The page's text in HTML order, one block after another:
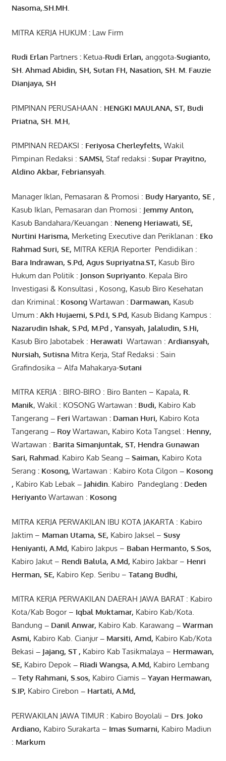
Nasoma,.SH.MH.
MITRA KERJA HUKUM : Law Firm
Rudi ErlanPartners : Ketua-Rudi Erlan, anggota-Sugianto,
SH. Ahmad Abidin, SH, SutanFH, Nasation, SH. M. Fauzie
Dianjaya, SH
PIMPINAN PERUSAHAAN : HENGKI MAULANA, ST, Budi
Priatna, SH . M.H,
PIMPINAN REDAKSI : Feriyosa Cherleyfelts, Wakil
Pimpinan Redaksi : SAMSI, Staf redaksi : Supar Prayitno,
Aldino Akbar, Febriansyah.
Manager Iklan, Pemasaran & Promosi : Budy Haryanto, SE,
Kasub Iklan, Pemasaran dan Promosi : Jemmy Anton,
Kasub Bandahara/Keuangan : Neneng Heriawati, SE,
Nurtini Harisma, Merketing Executive dan Periklanan : Eko
Rahmad Suri, SE, MITRA KERJA Reporter Pendidikan :
Bara Indrawan, S.Pd, Agus Supriyatna.ST, Kasub Biro
Hukum dan Politik : Jonson Supriyanto. Kepala Biro
Investigasi & Konsultasi , Kosong, Kasub Biro Kesehatan
dan Kriminal : KosongWartawan : Darmawan, Kasub
Umum : Akh Hujaemi, S.Pd.I, S.Pd, Kasub Bidang Kampus :
Nazarudin Ishak, S.Pd, M.Pd, Yansyah, Jalaludin, S.Hi,
Kasub Biro Jabotabek : Herawati Wartawan : Ardiansyah,
Nursiah, SutisnaMitra Kerja, Staf Redaksi : Sain
Grafindosika – Alfa Mahakarya-Sutani
MITRA KERJA : BIRO-BIRO : Biro Banten – Kapala, R.
Manik, Wakil : KOSONG Wartawan : Budi, Kabiro Kab
Tangerang – Feri Wartawan : Daman Huri, Kabiro Kota
Tangerang – RoyWartawan, Kabiro Kota Tangsel : Henny,
Wartawan : Barita Simanjuntak, ST, Hendra Gunawan
Sari, Rahmad. Kabiro Kab Seang – Saiman, Kabiro Kota
Serang : Kosong, Wartawan : Kabiro Kota Cilgon – Kosong
, Kabiro Kab Lebak– Jahidin. Kabiro Pandeglang : Deden
Heriyanto Wartawan : Kosong
MITRA KERJA PERWAKILAN IBU KOTA JAKARTA : Kabiro
Jaktim – Maman Utama, SE, Kabiro Jaksel – Susy
Heniyanti, A.Md, Kabiro Jakpus – Baban Hermanto, S.Sos,
Kabiro Jakut – Rendi Balula, A.Md, Kabiro Jakbar – Henri
Herman, SE, Kabiro Kep. Seribu – Tatang Budhi,
MITRA KERJA PERWAKILAN DAERAH JAWA BARAT : Kabiro
Kota/Kab Bogor – Iqbal Muktamar, Kabiro Kab/Kota.
Bandung – Danil Anwar, Kabiro Kab. Karawang –Warman
Asmi, Kabiro Kab. Cianjur– Marsiti, Amd, Kabiro Kab/Kota
Bekasi – Jajang, ST , Kabiro Kab Tasikmalaya – Hermawan,
SE, Kabiro Depok– Riadi Wangsa, A.Md, Kabiro Lembang
– Tety Rahmani, S.sos, Kabiro Ciamis– Yayan Hermawan,
S.IP, Kabiro Cirebon – Hartati, A.Md,
PERWAKILAN JAWA TIMUR : Kabiro Boyolali – Drs. Joko
Ardiano, Kabiro Surakarta – Imas Sumarni, Kabiro Madiun
: Markum